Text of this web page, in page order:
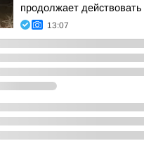
продолжает
13:07